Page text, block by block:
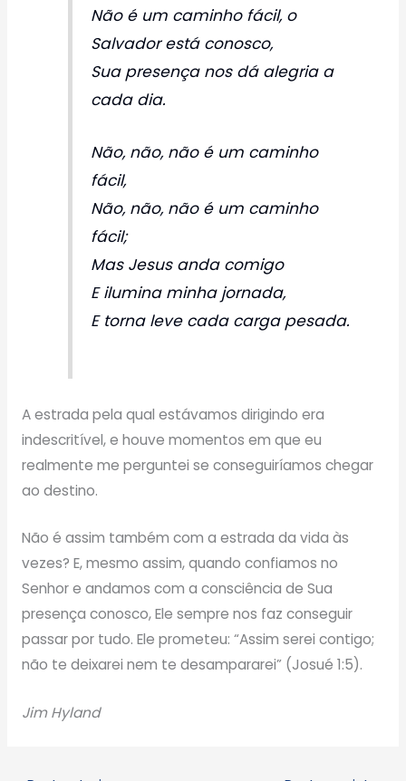
Não é um caminho fácil, o
Salvador está conosco,
Sua presença nos dá alegria a
cada dia.
Não, não, não é um caminho
fácil,
Não, não, não é um caminho
fácil;
Mas Jesus anda comigo
E ilumina minha jornada,
E torna leve cada carga pesada.
A estrada pela qual estávamos dirigindo era
indescritível, e houve momentos em que eu
realmente me perguntei se conseguiríamos chegar
ao destino.
Não é assim também com a estrada da vida às
vezes? E, mesmo assim, quando confiamos no
Senhor e andamos com a consciência de Sua
presença conosco, Ele sempre nos faz conseguir
passar por tudo. Ele prometeu: “Assim serei contigo;
não te deixarei nem te desampararei” (Josué 1:5).
Jim Hyland